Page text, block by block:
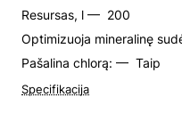
Resursas, l — 200
Optimizuoja mineralinę
Pašalina chlorą: — Taip
Specifikacija